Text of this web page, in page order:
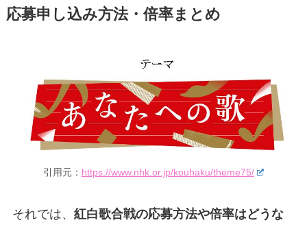
応募申し込み方法・倍率まとめ
引用元： https://www.nhk.or.jp/kouhaku/theme75/
それでは、 紅白歌合戦の応募方法や倍率はどうな